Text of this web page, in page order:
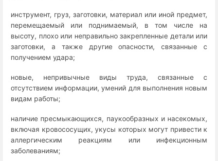
инструмент, груз, заготовки, материал или иной предмет,
перемещаемый или поднимаемый, в том числе на
высоту, плохо или неправильно закрепленные детали или
заготовки, а также другие опасности, связанные с
получением удара;
новые, непривычные виды труда, связанные с
отсутствием информации, умений для выполнения новым
видам работы;
наличие пресмыкающихся, паукообразных и насекомых,
включая кровососущих, укусы которых могут привести к
аллергическим реакциям или инфекционным
заболеваниям;